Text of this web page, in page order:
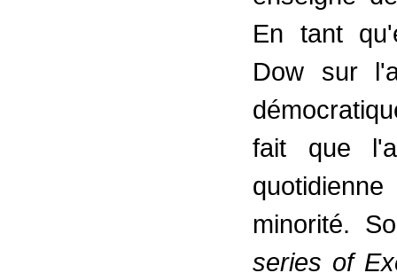
En tant
Dow sur
fait que
minorité.
series of